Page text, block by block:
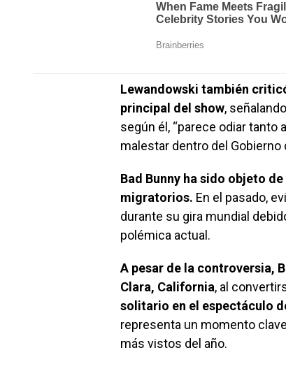
Lewandowski también
principal del show,
según él, “parece odiar tanto
malestar dentro del Gobierno
Bad Bunny ha sido objeto
migratorios. En el pasado,
durante su gira mundial
polémica actual.
A pesar de la controversia,
Clara, California, al
solitario en el espectáculo
representa un momento
más vistos del año.